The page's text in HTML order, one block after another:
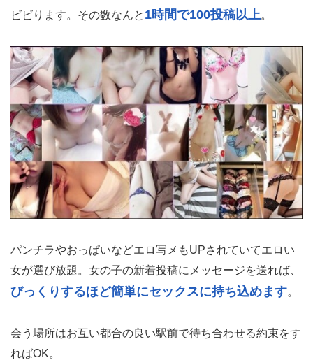
ビビります。その数なんと 1時間で100投稿以上。
パンチラやおっぱいなどエロ写メもUPされていてエロい
女が選び放題。女の子の新着投稿にメッセージを送れば、
びっくりするほど簡単にセックスに持ち込めます。
会う場所はお互い都合の良い駅前で待ち合わせる約束をす
ればOK。